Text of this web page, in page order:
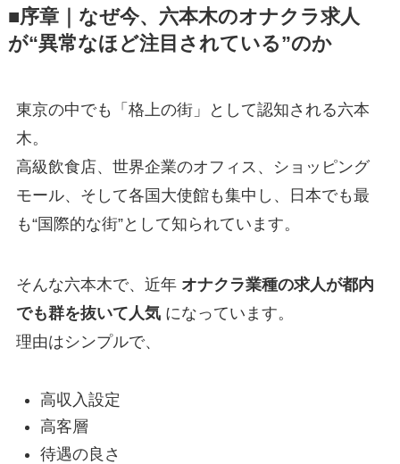
■序章｜なぜ今、六本木のオナクラ求人
が“異常なほど注目されている”のか
東京の中でも「格上の街」として認知される六本
木。
高級飲食店、世界企業のオフィス、ショッピング
モール、そして各国大使館も集中し、日本でも最
も“国際的な街”として知られています。
そんな六本木で、近年 オナクラ業種の求人が都内
でも群を抜いて人気になっています。
理由はシンプルで、
高収入設定
高客層
待遇の良さ